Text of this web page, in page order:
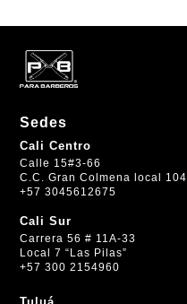
Sedes
Cali Centro
Calle 15#3-66
C.C. Gran Colmena local 104
+57 3045612675
Cali Sur
Carrera 56 # 11A-33
Local 7 “Las Pilas”
+57 300 2154960